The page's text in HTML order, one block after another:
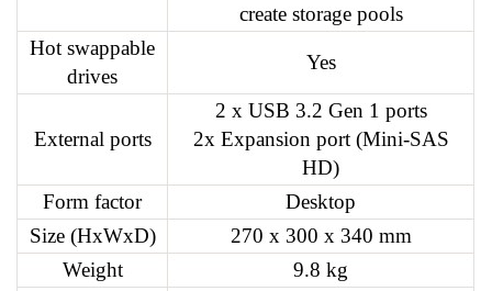
create storage pools
Hot swappable
drives
Yes
External ports
2 x USB 3.2 Gen 1 ports
2x Expansion port (Mini-SAS
HD)
Form factor
Desktop
Size (HxWxD)
270 x 300 x 340 mm
Weight
9.8 kg